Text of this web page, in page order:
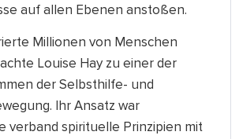
auf allen Ebenen anstoßen.
Millionen von Menschen
Louise Hay zu einer der
der Selbsthilfe- und
Ihr Ansatz war
verband spirituelle Prinzipien mit